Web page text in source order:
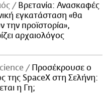
Βρετανία: Ανασκαφές
εγκατάσταση «θα
την προϊστορία»,
αρχαιολόγος
Προσέκρουσε ο
της SpaceX στη Σελήνη:
η Γη;